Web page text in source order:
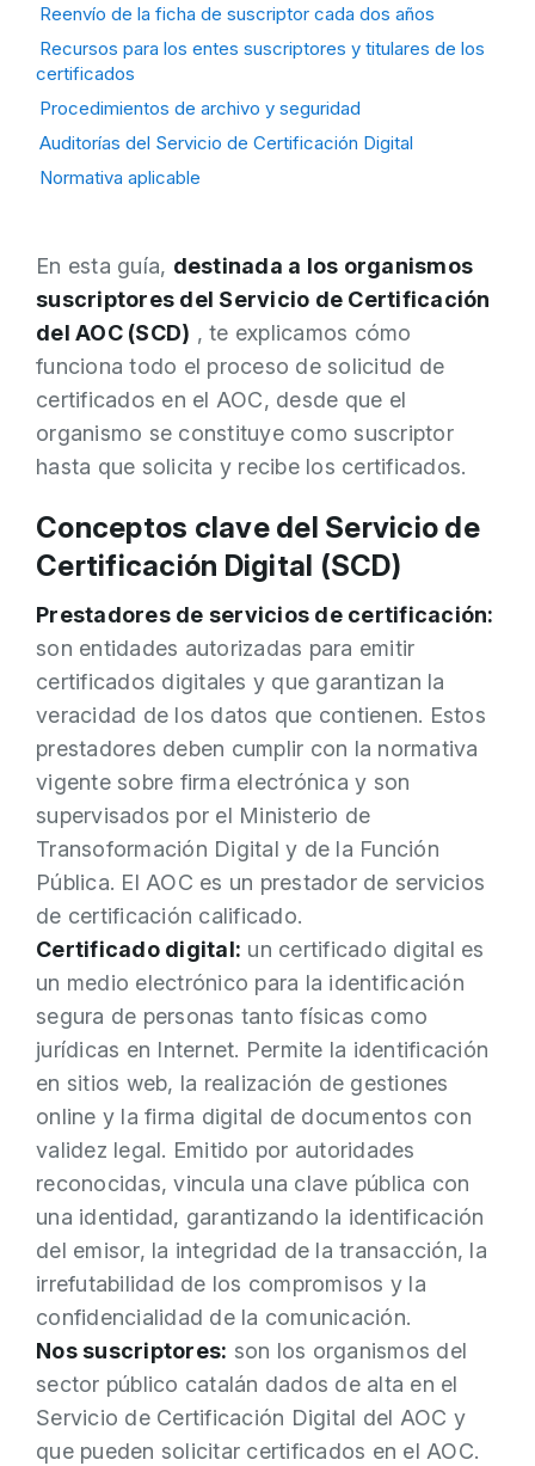
En esta guía, destinada a los organismos
suscriptores del Servicio de Certificación
del AOC (SCD) , te explicamos cómo
funciona todo el proceso de solicitud de
certificados en el AOC, desde que el
organismo se constituye como suscriptor
hasta que solicita y recibe los certificados.
Conceptos clave del Servicio de
Certificación Digital (SCD)
Prestadores de servicios de certificación:
son entidades autorizadas para emitir
certificados digitales y que garantizan la
veracidad de los datos que contienen. Estos
prestadores deben cumplir con la normativa
vigente sobre firma electrónica y son
supervisados por el Ministerio de
Transoformación Digital y de la Función
Pública. El AOC es un prestador de servicios
de certificación calificado.
Certificado digital: un certificado digital es
un medio electrónico para la identificación
segura de personas tanto físicas como
jurídicas en Internet. Permite la identificación
en sitios web, la realización de gestiones
online y la firma digital de documentos con
validez legal. Emitido por autoridades
reconocidas, vincula una clave pública con
una identidad, garantizando la identificación
del emisor, la integridad de la transacción, la
irrefutabilidad de los compromisos y la
confidencialidad de la comunicación.
Nos suscriptores: son los organismos del
sector público catalán dados de alta en el
Servicio de Certificación Digital del AOC y
que pueden solicitar certificados en el AOC.
Reenvío de la ficha de suscriptor cada dos años
Recursos para los entes suscriptores y titulares de los
certificados
Procedimientos de archivo y seguridad
Auditorías del Servicio de Certificación Digital
Normativa aplicable